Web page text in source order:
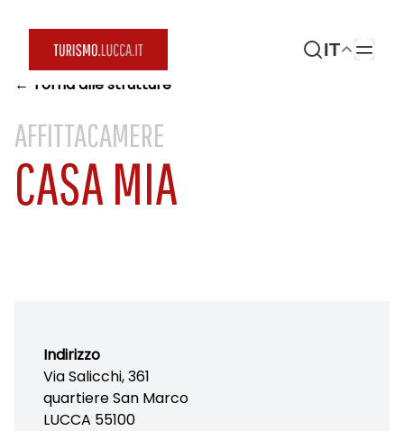
IT
← Torna alle strutture
AFFITTACAMERE
CASA MIA
Indirizzo
Via Salicchi, 361
quartiere San Marco
LUCCA 55100